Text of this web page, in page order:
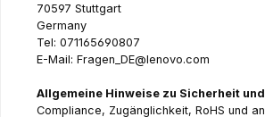
70597 Stuttgart
Germany
Tel: 071165690807
E-Mail: Fragen_DE@lenovo.com
Allgemeine Hinweise zu Sicherheit
Compliance, Zugänglichkeit, RoHS und